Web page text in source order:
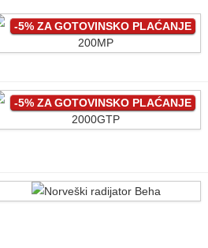
-5% ZA GOTOVINSKO PLAĆANJE
-5% ZA GOTOVINSKO PLAĆANJE